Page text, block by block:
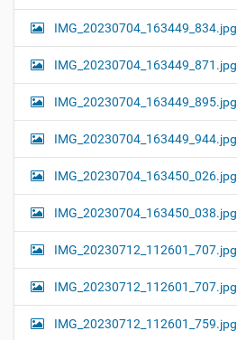
IMG_20230704_163449_834.jpg
IMG_20230704_163449_871.jpg
IMG_20230704_163449_895.jpg
IMG_20230704_163449_944.jpg
IMG_20230704_163450_026.jpg
IMG_20230704_163450_038.jpg
IMG_20230712_112601_707.jpg
IMG_20230712_112601_707.jpg
IMG_20230712_112601_759.jpg